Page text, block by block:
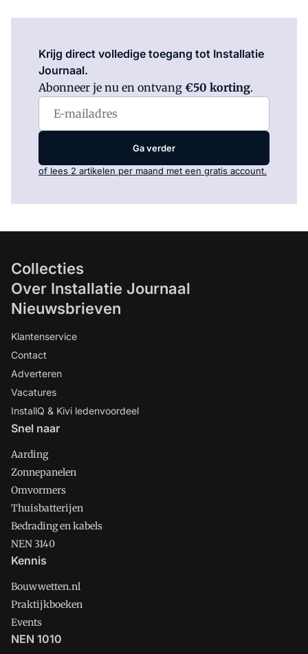
Krijg direct volledige toegang tot Installatie
Journaal.
Abonneer je nu en ontvang €50 korting.
Ga verder
of lees 2 artikelen per maand met een gratis account.
Collecties
Over Installatie Journaal
Nieuwsbrieven
Klantenservice
Contact
Adverteren
Vacatures
InstallQ & Kivi ledenvoordeel
Snel naar
Aarding
Zonnepanelen
Omvormers
Thuisbatterijen
Bedrading en kabels
NEN 3140
Kennis
Bouwwetten.nl
Praktijkboeken
Events
NEN 1010